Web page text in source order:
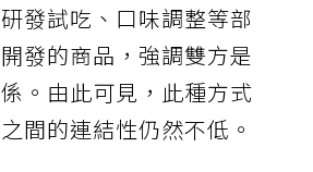
發試吃、口味調整等部
發的商品，強調雙方是
係。由此可見，此種方式
間的連結性仍然不低。